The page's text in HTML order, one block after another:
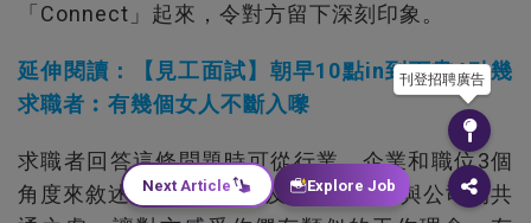
「Connect」起來，令對方留下深刻印象。
延伸閱讀：【見工面試】朝早10點in到下晝4點幾
求職者︰有幾個女人不斷入嚟
求職者回答這條問題時可從行業、企業和職位3個
角度來敘述，以個人經驗及觀察說明你與公司的共
刊登招聘廣告
Next Article Explore Job